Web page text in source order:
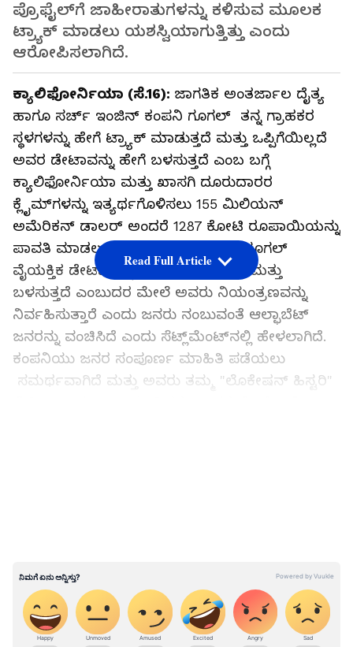
ಪ್ರೊಫೈಲ್‌ಗೆ ಜಾಹೀರಾತುಗಳನ್ನು ಕಳಿಸುವ ಮೂಲಕ
ಟ್ರ್ಯಾಕ್‌ ಮಾಡಲು ಯಶಸ್ವಿಯಾಗುತ್ತಿತ್ತು ಎಂದು
ಆರೋಪಿಸಲಾಗಿದೆ.
ಕ್ಯಾಲಿಫೋರ್ನಿಯಾ (ಸೆ.16): ಜಾಗತಿಕ ಅಂತರ್ಜಾಲ ದೈತ್ಯ
ಹಾಗೂ ಸರ್ಚ್ ಇಂಜಿನ್ ಕಂಪನಿ ಗೂಗಲ್‌ ತನ್ನ ಗ್ರಾಹಕರ
ಸ್ಥಳಗಳನ್ನು ಹೇಗೆ ಟ್ರ್ಯಾಕ್ ಮಾಡುತ್ತದೆ ಮತ್ತು ಒಪ್ಪಿಗೆಯಿಲ್ಲದೆ
ಅವರ ಡೇಟಾವನ್ನು ಹೇಗೆ ಬಳಸುತ್ತದೆ ಎಂಬ ಬಗ್ಗೆ
ಕ್ಯಾಲಿಫೋರ್ನಿಯಾ ಮತ್ತು ಖಾಸಗಿ ದೂರುದಾರರ
ಕ್ಲೈಮ್‌ಗಳನ್ನು ಇತ್ಯರ್ಥಗೊಳಿಸಲು 155 ಮಿಲಿಯನ್
ಅಮೆರಿಕನ್‌ ಡಾಲರ್‌ ಅಂದರೆ 1287 ಕೋಟಿ ರೂಪಾಯಿಯನ್ನು
ಪಾವತಿ ಮಾಡಲು ಗೂಗಲ್‌ ಒಪ್ಪಿಕೊಂಡಿದೆ. ಗೂಗಲ್‌
ವೈಯಕ್ತಿಕ ಡೇಟಾವನ್ನು ಹೇಗೆ ಸಂಗ್ರಹಿಸುತ್ತದೆ ಮತ್ತು
ಬಳಸುತ್ತದೆ ಎಂಬುದರ ಮೇಲೆ ಅವರು ನಿಯಂತ್ರಣವನ್ನು
ನಿರ್ವಹಿಸುತ್ತಾರೆ ಎಂದು ಜನರು ನಂಬುವಂತೆ ಆಲ್ಫಾಬೆಟ್
ಜನರನ್ನು ವಂಚಿಸಿದೆ ಎಂದು ಸೆಟ್ಲ್‌ಮೆಂಟ್‌ನಲ್ಲಿ ಹೇಳಲಾಗಿದೆ.
ಕಂಪನಿಯು ಜನರ ಸಂಪೂರ್ಣ ಮಾಹಿತಿ ಪಡೆಯಲು
ಸಮರ್ಥವಾಗಿದೆ ಮತ್ತು ಅವರು ತಮ್ಮ "ಲೊಕೇಷನ್‌ ಹಿಸ್ಟರಿ"
ಆದರೆ ಇದಕ್ಕೆ ವಿರುದ್ಧವಾಗಿ ಮತ್ತು ತನ್ನದೇ ಆದ ವಾಣಿಜ್ಯ
ಲಾಭಕ್ಕಾಗಿ ಅದರ ಬಳಕೆದಾರರ ಚಲನವಲನಗಳನ್ನು ಟ್ರ್ಯಾಕ್
ಮಾಡುವುದನ್ನು ಮುಂದುವರಿಸುತ್ತದೆ" ಎಂದು
Read Full Article